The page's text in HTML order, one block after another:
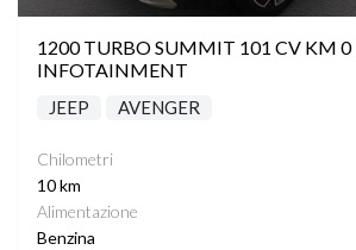
1200 TURBO SUMMIT 101 CV KM 0
INFOTAINMENT
JEEP AVENGER
Chilometri
10 km
Alimentazione
Benzina